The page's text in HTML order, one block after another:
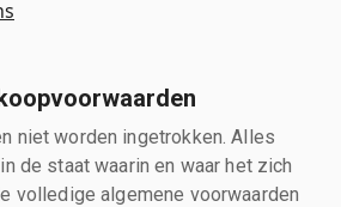
niet worden ingetrokken. Alles
de staat waarin en waar het zich
volledige algemene voorwaarden